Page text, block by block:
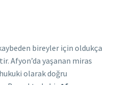
bireyler için oldukça
Afyon’da yaşanan miras
olarak doğru